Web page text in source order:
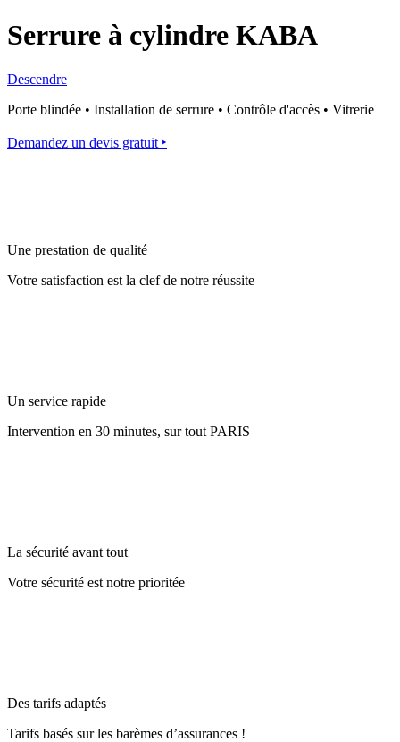
Serrure à cylindre KABA
Descendre
Porte blindée • Installation de serrure • Contrôle d'accès • Vitrerie
Demandez un devis gratuit ‣
Une prestation de qualité
Votre satisfaction est la clef de notre réussite
Un service rapide
Intervention en 30 minutes, sur tout PARIS
La sécurité avant tout
Votre sécurité est notre prioritée
Des tarifs adaptés
Tarifs basés sur les barèmes d’assurances !